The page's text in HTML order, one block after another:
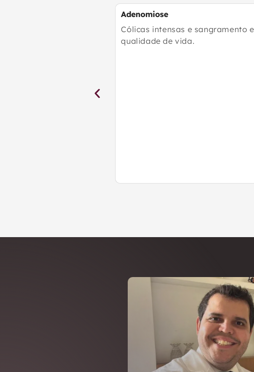
Adenomiose
Cólicas intensas e sangramento
qualidade de vida.